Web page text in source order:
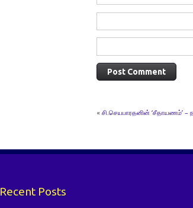
« சி.செயபாரதனின் ‘சீதாயணம்’ –
Recent Posts